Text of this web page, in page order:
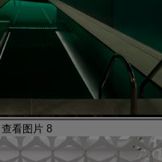
查看图片 8